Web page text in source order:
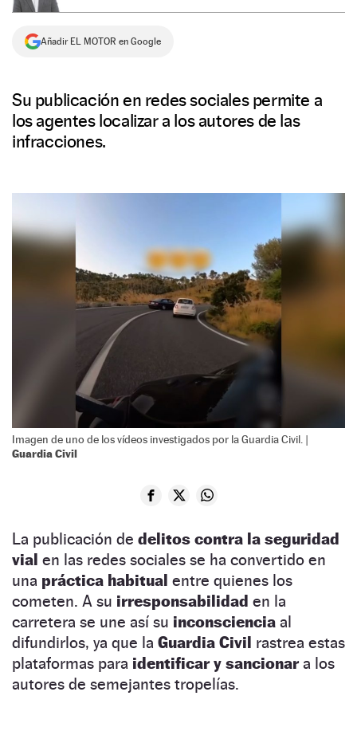
Añadir EL MOTOR en Google
Su publicación en redes sociales permite a
los agentes localizar a los autores de las
infracciones.
Imagen de uno de los vídeos investigados por la Guardia Civil. |
Guardia Civil
La publicación de delitos contra la seguridad
vial en las redes sociales se ha convertido en
una práctica habitual entre quienes los
cometen. A su irresponsabilidad en la
carretera se une así su inconsciencia al
difundirlos, ya que la Guardia Civil rastrea estas
plataformas para identificar y sancionara los
autores de semejantes tropelías.